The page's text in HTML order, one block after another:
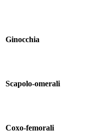
Ginocchia
Scapolo-omerali
Coxo-femorali